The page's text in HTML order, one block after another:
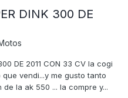
DINK 300 DE
DE 2011 CON 33 CV la cogi
vendi...y me gusto tanto
la ak 550 ... la compre y...